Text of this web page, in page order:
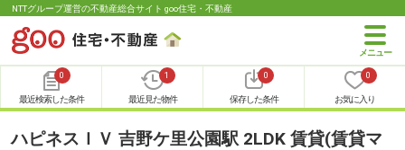
NTTグループ運営の不動産総合サイト goo住宅・不動産
0
最近検索した条件
1
最近見た物件
0
保存した条件
0
お気に入り
ハピネスＩＶ 吉野ケ里公園駅 2LDK 賃貸(賃貸マ